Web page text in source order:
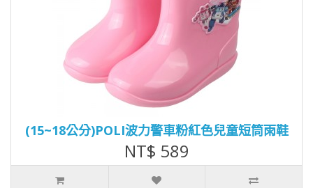
(15~18公分)POLI波力警車粉紅色兒童短筒雨鞋
NT$ 589